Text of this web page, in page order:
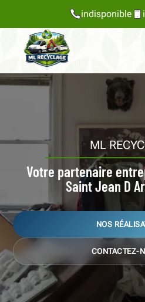
indisponible
ML
Votre partenaire
Saint Jean D
NOS
CONTACTEZ-